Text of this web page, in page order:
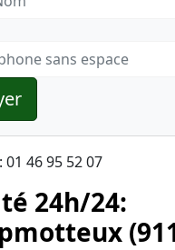
46 95 52 07
24h/24: